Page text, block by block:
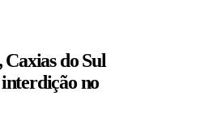
do Sul
no